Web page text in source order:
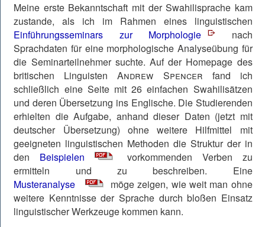
Meine erste Bekanntschaft mit derSwahilisprache kam
zustande, als ich im Rahmen eines linguistischen
Einführungs­seminars zur Morphologie
nach
Sprachdaten für eine morphologische Analyseübung für
die Seminarteilnehmer suchte. Auf der Homepage des
britischen LinguistenAndrew Spencer fand ich
schließlich eine Seite mit 26 einfachen Swahilisätzen
und deren Übersetzung ins Englische. Die Studierenden
erhielten die Aufgabe, anhand dieser Daten (jetzt mit
deutscher Übersetzung) ohne weitere Hilfmittel mit
geeigneten linguistischen Methoden die Struktur der in
den Beispielen
vorkommenden Verben zu
ermitteln und zu beschreiben. Eine
Musteranalyse
möge zeigen, wie weit man ohne
weitere Kenntnisse der Sprache durch bloßen Einsatz
linguistischer Werkzeuge kommen kann.